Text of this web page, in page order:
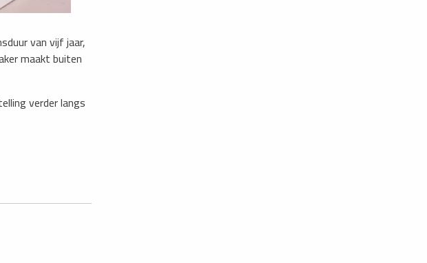
van vijf jaar,
maakt buiten
verder langs